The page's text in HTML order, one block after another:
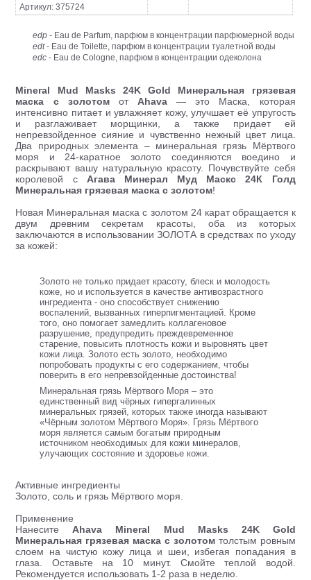
Артикул: 375724
edp - Eau de Parfum, парфюм в концентрации парфюмерной воды
edt- Eau de Toilette, парфюм в концентрации туалетной воды
edc - Eau de Cologne, парфюм в концентрации одеколона
Mineral Mud Masks 24K Gold Минеральная грязевая
маска с золотомот Ahava — это Маска, которая
интенсивно питает и увлажняет кожу, улучшает её упругость
и разглаживает морщинки, а также придает ей
непревзойденное сияние и чувственно нежный цвет лица.
Два природных элемента – минеральная грязь Мёртвого
моря и 24-каратное золото соединяются воедино и
раскрывают вашу натуральную красоту. Почувствуйте себя
королевой с Агава Минерал Муд Маскс 24К Голд
Минеральная грязевая маска с золотом!
Новая Минеральная маска с золотом 24 карат обращается к
двум древним секретам красоты, оба из которых
заключаются в использовании ЗОЛОТА в средствах по уходу
за кожей:
Золото не только придает красоту, блеск и молодость
коже, но и используется в качестве антивозрастного
ингредиента - оно способствует снижению
воспалений, вызванных гиперпигментацией. Кроме
того, оно помогает замедлить коллагеновое
разрушение, предупредить преждевременное
старение, повысить плотность кожи и выровнять цвет
кожи лица. Золото есть золото, необходимо
попробовать продукты с его содержанием, чтобы
поверить в его непревзойденные достоинства!
Минеральная грязь Мёртвого Моря – это
единственный вид чёрных гипергалинных
минеральных грязей, которых также иногда называют
«Чёрным золотом Мёртвого Моря». Грязь Мёртвого
моря является самым богатым природным
источником необходимых для кожи минералов,
улучающих состояние и здоровье кожи.
Активные ингредиенты
Золото, соль и грязь Мёртвого моря.
Применение
Нанесите Ahava Mineral Mud Masks 24K Gold
Минеральная грязевая маска с золотом толстым ровным
слоем на чистую кожу лица и шеи, избегая попадания в
глаза. Оставьте на 10 минут. Смойте теплой водой.
Рекомендуется использовать 1-2 раза в неделю.